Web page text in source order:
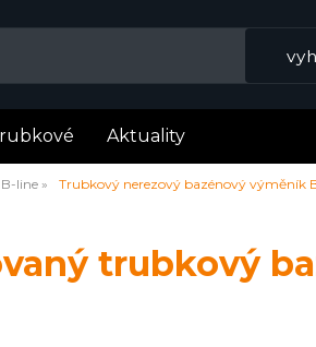
Aktuality
line Trubkový nerezový bazénový výměník
trubkový